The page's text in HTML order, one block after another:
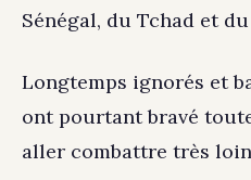
Sénégal, du Tchad et
Longtemps ignorés et
ont pourtant bravé
aller combattre très